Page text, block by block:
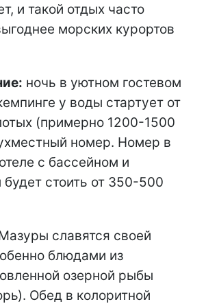
и такой отдых часто
морских курортов
ночь в уютном гостевом
у воды стартует от
(примерно 1200-1500
номер. Номер в
с бассейном и
будет стоить от 350-500
славятся своей
блюдами из
озерной рыбы
Обед в колоритной